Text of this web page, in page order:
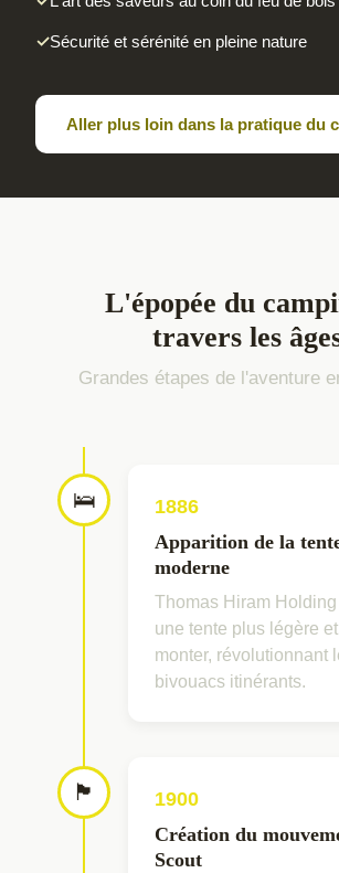
Sécurité et sérénité en pleine nature
Aller plus loin dans la pratique du
L'épopée du
travers les
Grandes étapes de l'aventure
🛌
1886
Apparition de la
moderne
Thomas Hiram
une tente plus légère
monter, révolutionnant
bivouacs itinérants.
🏴
1900
Création du
Scout